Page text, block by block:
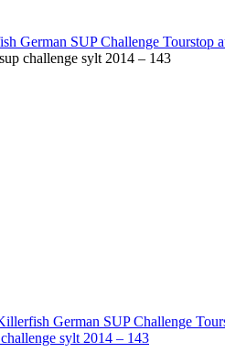
German SUP Challenge Tourstop
challenge sylt 2014 – 143
German SUP Challenge